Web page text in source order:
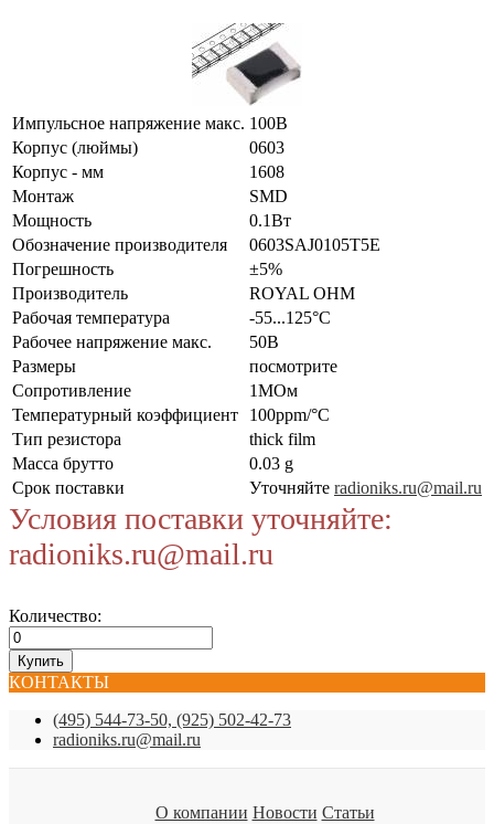
Импульсное напряжение макс. 100В
Корпус (люймы)
0603
Корпус - мм
1608
Монтаж
SMD
Мощность
0.1Вт
Обозначение производителя
0603SAJ0105T5E
Погрешность
±5%
Производитель
ROYAL OHM
Рабочая температура
-55...125°C
Рабочее напряжение макс.
50В
Размеры
посмотрите
Сопротивление
1МОм
Температурный коэффициент
100ppm/°C
Тип резистора
thick film
Масса брутто
0.03 g
Срок поставки
Уточняйте radioniks.ru@mail.ru
Условия поставки уточняйте:
radioniks.ru@mail.ru
Количество:
КОНТАКТЫ
(495) 544-73-50, (925) 502-42-73
radioniks.ru@mail.ru
О компании Новости Статьи